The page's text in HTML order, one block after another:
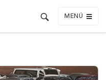
MENÚ